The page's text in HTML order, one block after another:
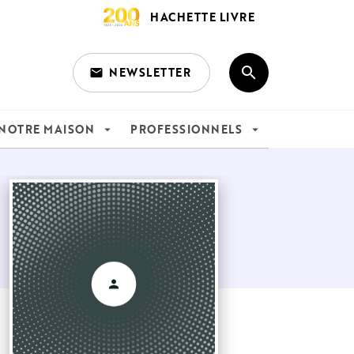
HACHETTE LIVRE
email NEWSLETTER search
MAISON arrow_drop_down PROFESSIONNELS arrow_drop_down